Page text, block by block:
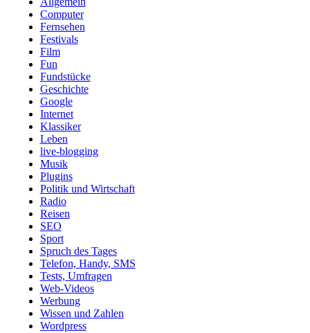
Computer
Fernsehen
Festivals
Film
Fun
Fundstücke
Geschichte
Google
Internet
Klassiker
Leben
live-blogging
Musik
Plugins
Politik und Wirtschaft
Radio
Reisen
SEO
Sport
Spruch des Tages
Telefon, Handy, SMS
Tests, Umfragen
Web-Videos
Werbung
Wissen und Zahlen
Wordpress